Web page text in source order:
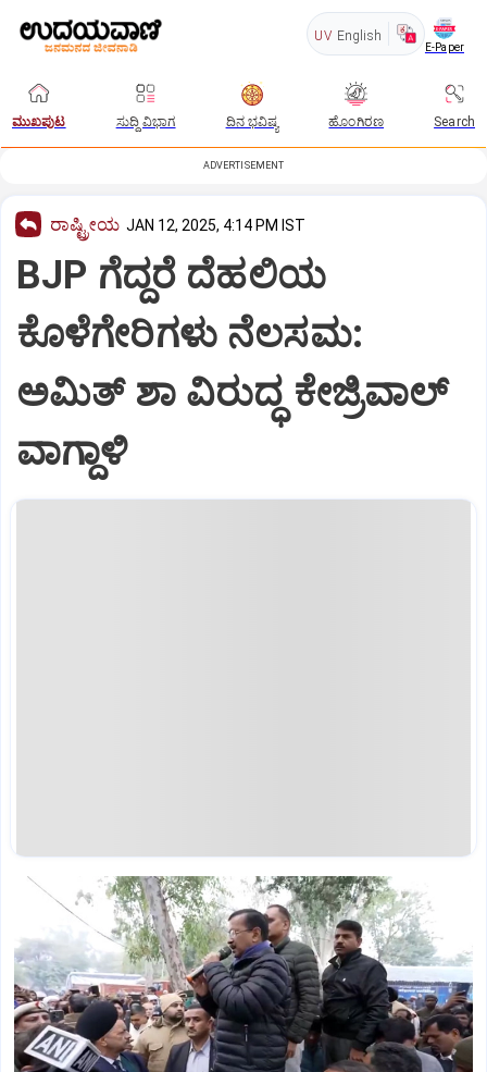
UV English
E-Paper
ಮುಖಪುಟ ಸುದ್ದಿ ವಿಭಾಗ ದಿನ ಭವಿಷ್ಯ ಹೊಂಗಿರಣ Search
ADVERTISEMENT
ರಾಷ್ಟ್ರೀಯ JAN 12, 2025, 4:14 PM IST
BJP ಗೆದ್ದರೆ ದೆಹಲಿಯ
ಕೊಳೆಗೇರಿಗಳು ನೆಲಸಮ:
ಅಮಿತ್ ಶಾ ವಿರುದ್ಧ ಕೇಜ್ರಿವಾಲ್
ವಾಗ್ದಾಳಿ